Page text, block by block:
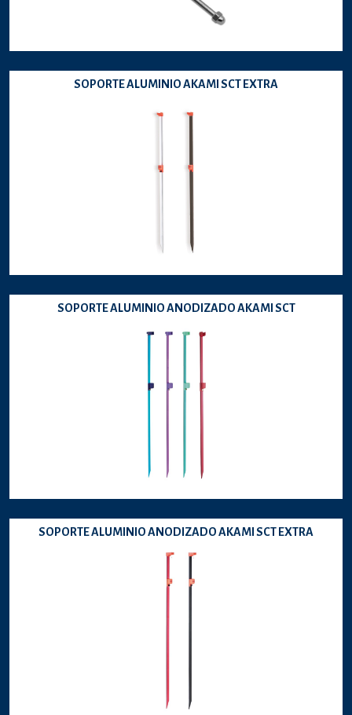
SOPORTE ALUMINIO AKAMI SCT EXTRA
SOPORTE ALUMINIO ANODIZADO AKAMI SCT
SOPORTE ALUMINIO ANODIZADO AKAMI SCT EXTRA